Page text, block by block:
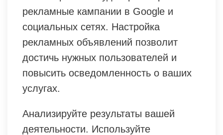
рекламные кампании в Google и
социальных сетях. Настройка
рекламных объявлений позволит
достичь нужных пользователей и
повысить осведомленность о ваших
услугах.
Анализируйте результаты вашей
деятельности. Используйте